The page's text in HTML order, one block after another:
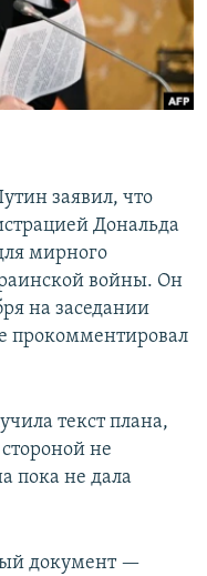
заявил, что
Дональда
мирного
войны. Он
на заседании
прокомментировал
текст плана,
не
пока не дала
документ —